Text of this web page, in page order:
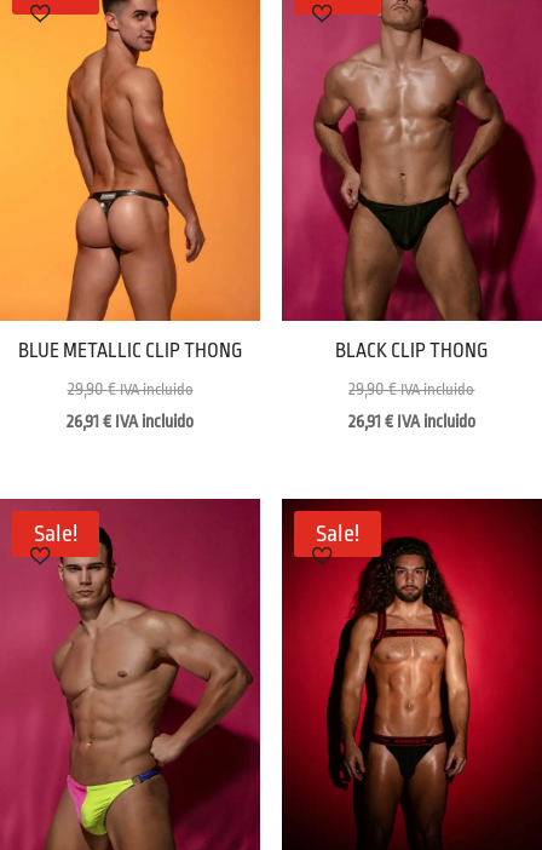
BLUE METALLIC CLIP THONG
29,90€ IVA incluido
26,91€ IVA incluido
BLACK CLIP THONG
29,90€ IVA incluido
26,91€ IVA incluido
Sale! Sale!